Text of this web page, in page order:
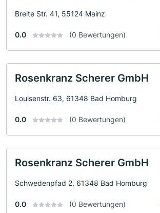
Breite Str. 41, 55124 Mainz
0.0 (0 Bewertungen)
Rosenkranz Scherer GmbH
Louisenstr. 63, 61348 Bad Homburg
0.0 (0 Bewertungen)
Rosenkranz Scherer GmbH
Schwedenpfad 2, 61348 Bad Homburg
0.0 (0 Bewertungen)